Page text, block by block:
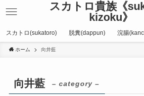
スカトロ貴族《
kizoku》
スカトロ(sukatoro) 脱糞(dappun) 浣腸
ホーム 向井藍
向井藍 – category –